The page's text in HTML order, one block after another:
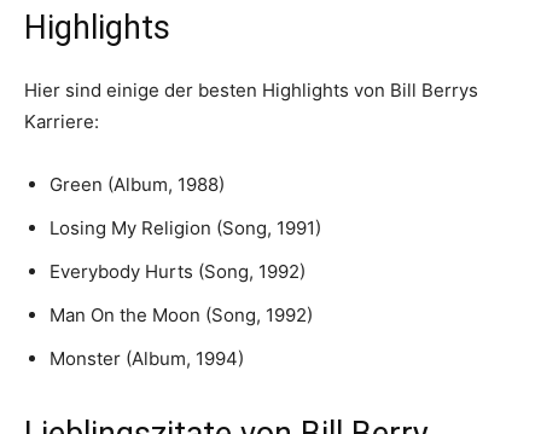
Highlights
Hier sind einige der besten Highlights von Bill Berrys
Karriere:
Green (Album, 1988)
Losing My Religion (Song, 1991)
Everybody Hurts (Song, 1992)
Man On the Moon (Song, 1992)
Monster (Album, 1994)